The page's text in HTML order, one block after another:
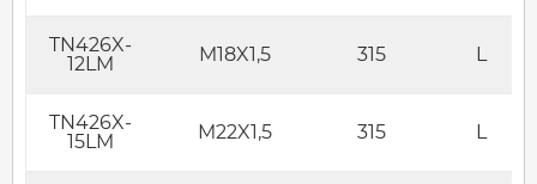
TN426X-
12LM
M18X1,5 315 L
TN426X-
15LM
M22X1,5 315 L